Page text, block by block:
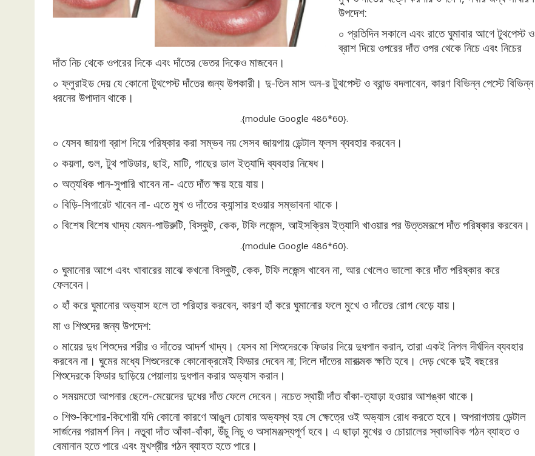
উপদেশ:
০ প্রতিদিন সকালে এবং রাতে ঘুমাবার আগে টুথপেস্ট ও
ব্রাশ দিয়ে ওপরের দাঁত ওপর থেকে নিচে এবং নিচের
দাঁত নিচ থেকে ওপরের দিকে এবং দাঁতের ভেতর দিকেও মাজবেন।
০ ফ্লুরাইড দেয় যে কোনো টুথপেস্ট দাঁতের জন্য উপকারী। দু-তিন মাস অন-র টুথপেস্ট ও ব্রান্ড বদলাবেন, কারণ বিভিন্ন পেস্টে বিভিন্ন
ধরনের উপাদান থাকে।
.{module Google 486*60}.
০ যেসব জায়গা ব্রাশ দিয়ে পরিষ্কার করা সম্ভব নয় সেসব জায়গায় ডেন্টাল ফ্লস ব্যবহার করবেন।
০ কয়লা, গুল, টুথ পাউডার, ছাই, মাটি, গাছের ডাল ইত্যাদি ব্যবহার নিষেধ।
০ অত্যধিক পান-সুপারি খাবেন না- এতে দাঁত ক্ষয় হয়ে যায়।
০ বিড়ি-সিগারেট খাবেন না- এতে মুখ ও দাঁতের ক্যান্সার হওয়ার সম্ভাবনা থাকে।
০ বিশেষ বিশেষ খাদ্য যেমন-পাউরুটি, বিস্কুট, কেক, টফি লজেন্স, আইসক্রিম ইত্যাদি খাওয়ার পর উত্তমরূপে দাঁত পরিষ্কার করবেন।
.{module Google 486*60}.
০ ঘুমানোর আগে এবং খাবারের মাঝে কখনো বিস্কুট, কেক, টফি লজেন্স খাবেন না, আর খেলেও ভালো করে দাঁত পরিষ্কার করে
ফেলবেন।
০ হাঁ করে ঘুমানোর অভ্যাস হলে তা পরিহার করবেন, কারণ হাঁ করে ঘুমানোর ফলে মুখে ও দাঁতের রোগ বেড়ে যায়।
মা ও শিশুদের জন্য উপদেশ:
০ মায়ের দুধ শিশুদের শরীর ও দাঁতের আদর্শ খাদ্য। যেসব মা শিশুদেরকে ফিডার দিয়ে দুধপান করান, তারা একই নিপল দীর্ঘদিন ব্যবহার
করবেন না। ঘুমের মধ্যে শিশুদেরকে কোনোক্রমেই ফিডার দেবেন না; দিলে দাঁতের মারাত্মক ক্ষতি হবে। দেড় থেকে দুই বছরের
শিশুদেরকে ফিডার ছাড়িয়ে পেয়ালায় দুধপান করার অভ্যাস করান।
০ সময়মতো আপনার ছেলে-মেয়েদের দুধের দাঁত ফেলে দেবেন। নচেত স্থায়ী দাঁত বাঁকা-ত্যাড়া হওয়ার আশঙ্কা থাকে।
০ শিশু-কিশোর-কিশোরী যদি কোনো কারণে আঙুল চোষার অভ্যস্থ হয় সে ক্ষেত্রে ওই অভ্যাস রোধ করতে হবে। অপরাগতায় ডেন্টাল
সার্জনের পরামর্শ নিন। নতুবা দাঁত আঁকা-বাঁকা, উঁচু নিচু ও অসামঞ্জস্যপূর্ণ হবে। এ ছাড়া মুখের ও চোয়ালের স্বাভাবিক গঠন ব্যাহত ও
বেমানান হতে পারে এবং মুখশ্রীর গঠন ব্যাহত হতে পারে।